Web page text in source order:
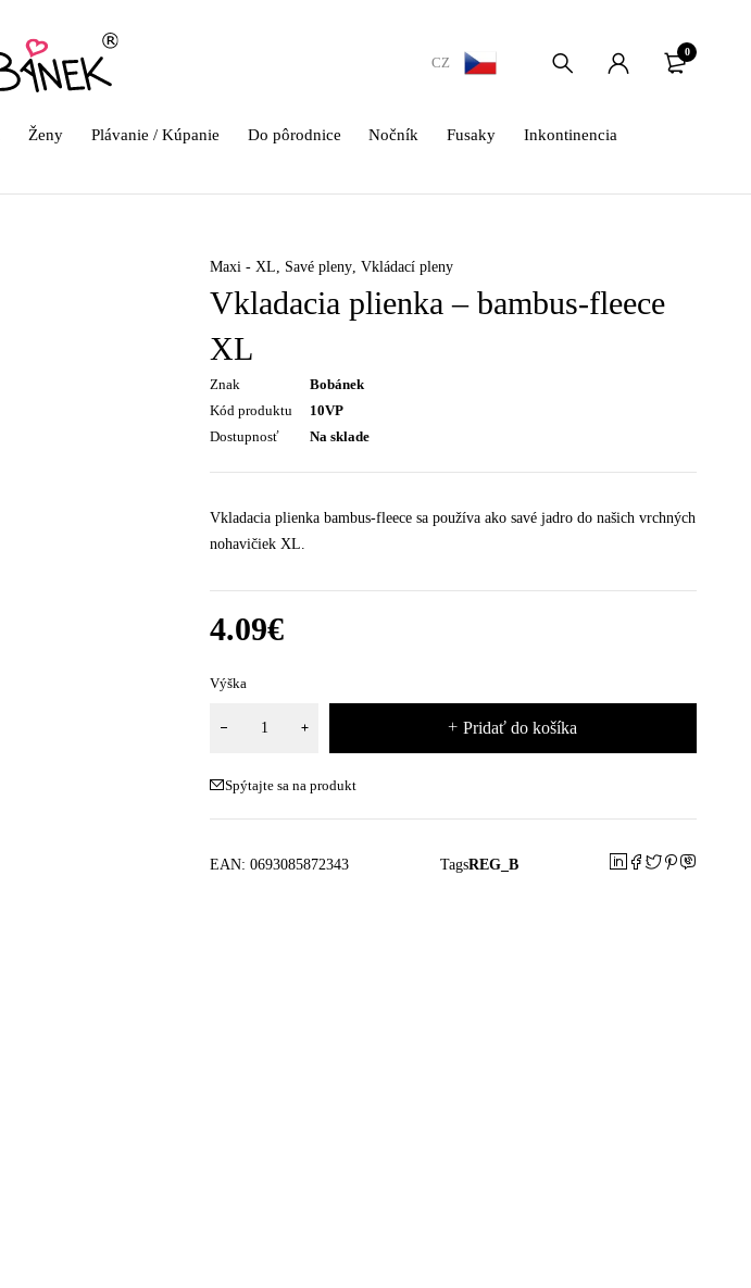
CZ
0
Ženy Plávanie / Kúpanie Do pôrodnice Nočník Fusaky
Inkontinencia
Maxi - XL, Savé pleny,Vkládací pleny
Vkladacia plienka – bambus-fleece
XL
Znak
Bobánek
Kód produktu
10VP
Dostupnosť
Na sklade
Vkladacia plienka bambus-fleece sa používa ako savé jadro do našich vrchných
nohavičiek XL.
4.09€
Výška
Pridať do košíka
Spýtajte sa na produkt
EAN:0693085872343 TagsREG_B